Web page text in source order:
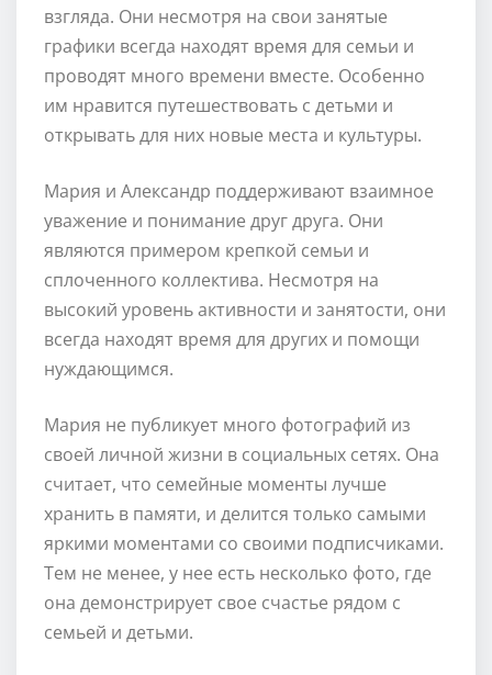
взгляда. Они несмотря на свои занятые
графики всегда находят время для семьи и
проводят много времени вместе. Особенно
им нравится путешествовать с детьми и
открывать для них новые места и культуры.
Мария и Александр поддерживают взаимное
уважение и понимание друг друга. Они
являются примером крепкой семьи и
сплоченного коллектива. Несмотря на
высокий уровень активности и занятости, они
всегда находят время для других и помощи
нуждающимся.
Мария не публикует много фотографий из
своей личной жизни в социальных сетях. Она
считает, что семейные моменты лучше
хранить в памяти, и делится только самыми
яркими моментами со своими подписчиками.
Тем не менее, у нее есть несколько фото, где
она демонстрирует свое счастье рядом с
семьей и детьми.